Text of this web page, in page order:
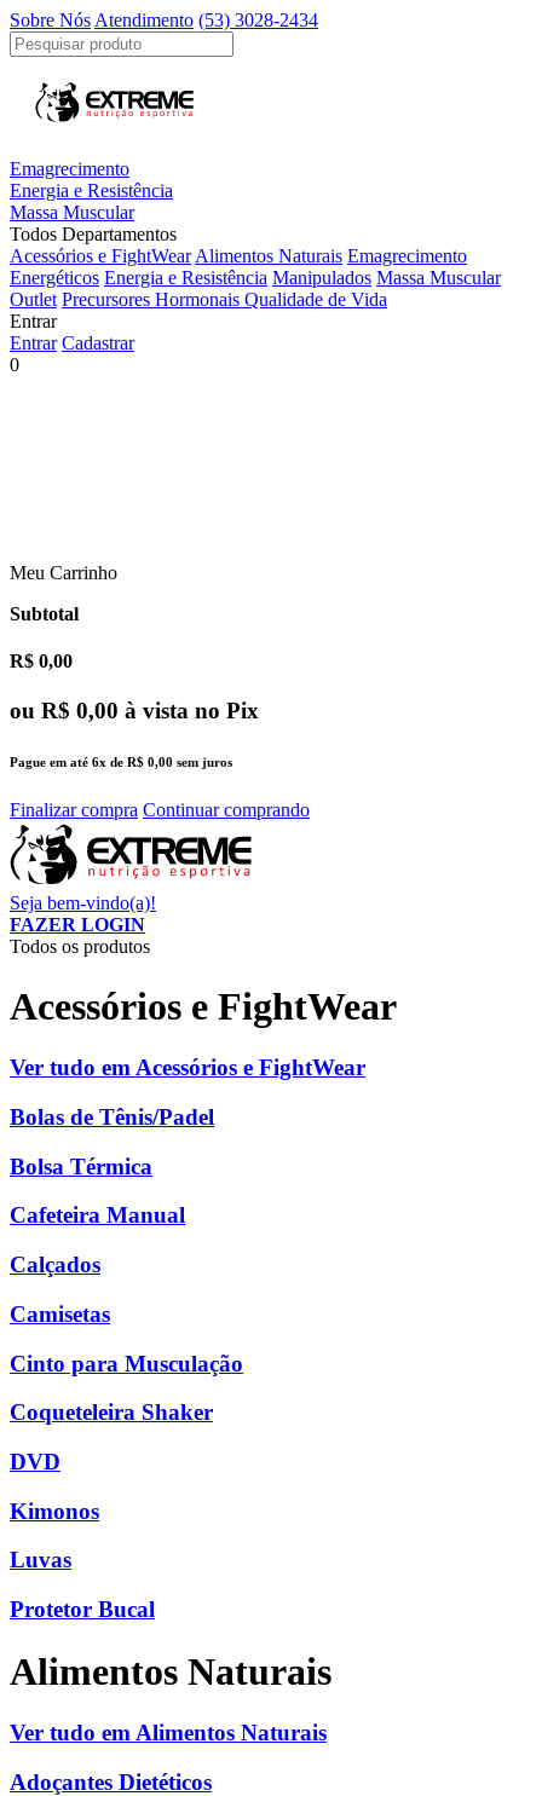
Sobre Nós Atendimento (53) 3028-2434
Emagrecimento
Energia e Resistência
Massa Muscular
Todos Departamentos
Acessórios e FightWear Alimentos Naturais Emagrecimento
Energéticos Energia e Resistência Manipulados Massa Muscular
Outlet Precursores Hormonais Qualidade de Vida
Entrar
Entrar Cadastrar
0
Meu Carrinho
Subtotal
R$ 0,00
ou R$ 0,00 à vista no Pix
Pague em até 6x de R$ 0,00 sem juros
Finalizar compra Continuar comprando
Seja bem-vindo(a)!
FAZER LOGIN
Todos os produtos
Acessórios e FightWear
Ver tudo em Acessórios e FightWear
Bolas de Tênis/Padel
Bolsa Térmica
Cafeteira Manual
Calçados
Camisetas
Cinto para Musculação
Coqueteleira Shaker
DVD
Kimonos
Luvas
Protetor Bucal
Alimentos Naturais
Ver tudo em Alimentos Naturais
Adoçantes Dietéticos